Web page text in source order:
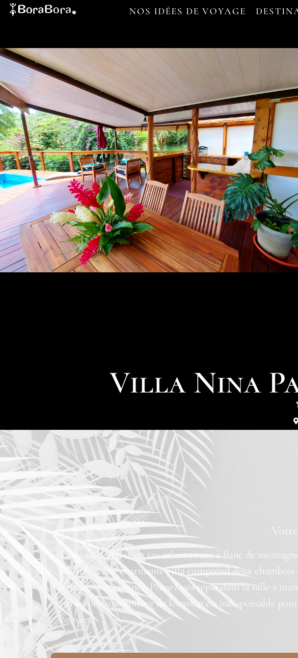
NOS IDÉES DE VOYAGE
Villa Nina
Cette villa privée de 120 m² est située à flanc de
décorée, cette charmante villa comprend deux
entièrement équipée. Prenez vos repas dans la salle à
personnes, une voiture de location est indispensable
couvert.